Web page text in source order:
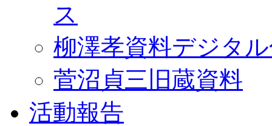
ス
柳澤孝資料デジタ
菅沼貞三旧蔵資料
活動報告